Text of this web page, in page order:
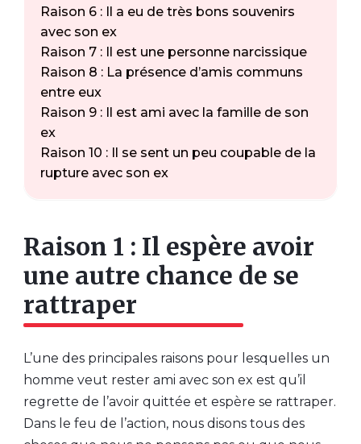
Raison 6 : Il a eu de très bons souvenirs
avec son ex
Raison 7 : Il est une personne narcissique
Raison 8 : La présence d’amis communs
entre eux
Raison 9 : Il est ami avec la famille de son
ex
Raison 10 : Il se sent un peu coupable de la
rupture avec son ex
Raison 1 : Il espère avoir
une autre chance de se
rattraper
L’une des principales raisons pour lesquelles un
homme veut rester ami avec son ex est qu’il
regrette de l’avoir quittée et espère se rattraper.
Dans le feu de l’action, nous disons tous des